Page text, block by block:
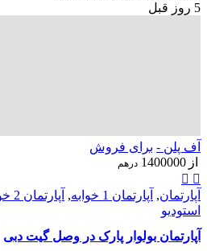
5 روز قبل
آف پلن - برای فروش
از 1400000 درهم
آپارتمان, آپارتمان 1 خوابه , آپارتمان 2 خوابه
استودیو
آپارتمان بولوار پارک در وصل گیت دبی